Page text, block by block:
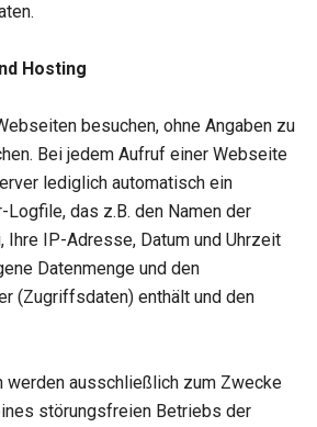
Hosting
besuchen, ohne Angaben zu
Bei jedem Aufruf einer Webseite
lediglich automatisch ein
Logfile, das z.B. den Namen der
Ihre IP-Adresse, Datum und Uhrzeit
Datenmenge und den
(Zugriffsdaten) enthält und den
ausschließlich zum Zwecke
störungsfreien Betriebs der